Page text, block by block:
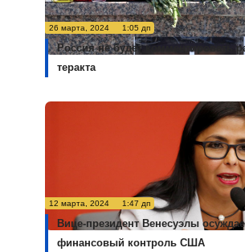
26 марта, 2024 1:05 дп
Россия не будет комментировать
теракта
12 марта, 2024 1:47 дп
Вице-президент Венесуэлы
финансовый контроль США